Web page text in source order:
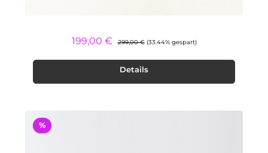
Verkaufspreis:
199,00 € 299,00 € (33.44% gespart)
Details
%